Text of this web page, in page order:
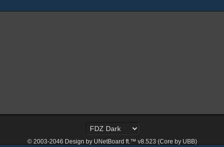
© 2003-2046 Design by UNetBoard ft.™ v8.523 (Core by UBB)